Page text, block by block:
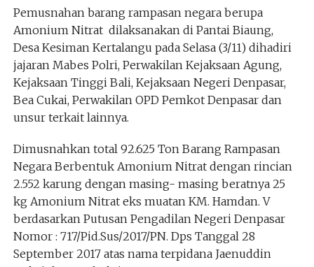
Pemusnahan barang rampasan negara berupa
Amonium Nitrat dilaksanakan di Pantai Biaung,
Desa Kesiman Kertalangu pada Selasa (3/11) dihadiri
jajaran Mabes Polri, Perwakilan Kejaksaan Agung,
Kejaksaan Tinggi Bali, Kejaksaan Negeri Denpasar,
Bea Cukai, Perwakilan OPD Pemkot Denpasar dan
unsur terkait lainnya.
Dimusnahkan total 92.625 Ton Barang Rampasan
Negara Berbentuk Amonium Nitrat dengan rincian
2.552 karung dengan masing- masing beratnya 25
kg Amonium Nitrat eks muatan KM. Hamdan. V
berdasarkan Putusan Pengadilan Negeri Denpasar
Nomor : 717/Pid.Sus/2017/PN. Dps Tanggal 28
September 2017 atas nama terpidana Jaenuddin